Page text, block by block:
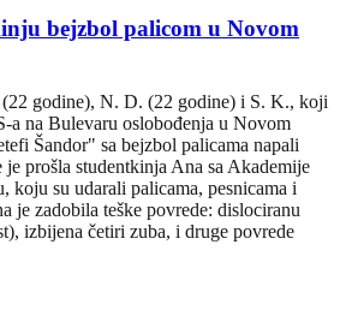
bejzbol palicom u Novom
godine), N. D. (22 godine) i S. K., koji
a na Bulevaru oslobođenja u Novom
Šandor" sa bejzbol palicama napali
je prošla studentkinja Ana sa Akademije
koju su udarali palicama, pesnicama i
je zadobila teške povrede: dislociranu
izbijena četiri zuba, i druge povrede